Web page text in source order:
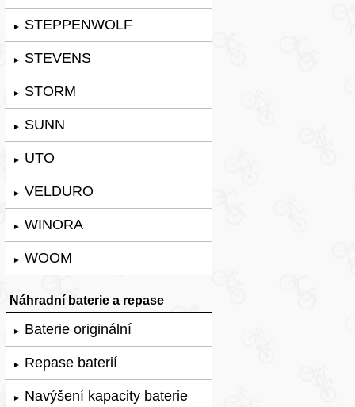
► STEPPENWOLF
► STEVENS
► STORM
► SUNN
► UTO
► VELDURO
► WINORA
► WOOM
Náhradní baterie a repase
► Baterie originální
► Repase baterií
► Navýšení kapacity baterie